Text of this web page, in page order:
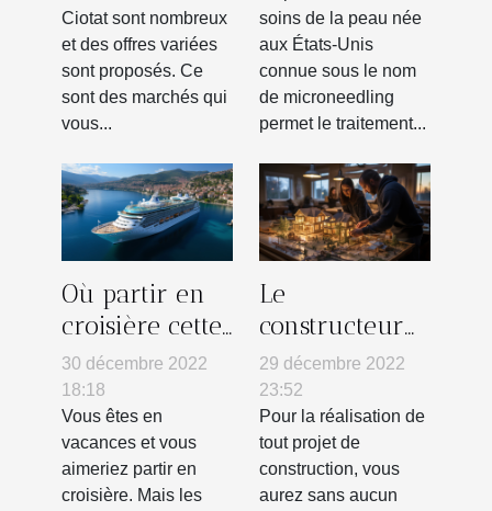
ouverts à la
Ciotat ?
Ciotat sont nombreux
et des offres variées
sont proposés. Ce
sont des marchés qui
vous...
soins de la peau née
aux États-Unis
connue sous le nom
de microneedling
permet le traitement...
Où partir en
croisière cette
année ?
30 décembre 2022
18:18
Vous êtes en
vacances et vous
aimeriez partir en
croisière. Mais les
Le
constructeur
immobilier :
comment le
choisir ?
29 décembre 2022
23:52
Pour la réalisation de
tout projet de
construction, vous
aurez sans aucun